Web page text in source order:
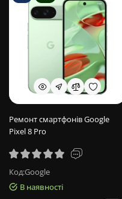
Ремонт смартфонів Google
Pixel 8 Pro
Код:Google
В наявності